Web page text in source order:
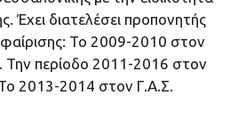
Έχει διατελέσει προπονητής
Το 2009-2010 στον
περίοδο 2011-2016 στον
2013-2014 στον Γ.Α.Σ.